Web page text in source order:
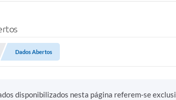
Dados Abertos
disponibilizados nesta página referem-se